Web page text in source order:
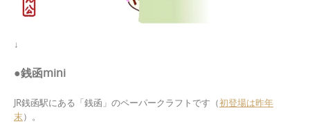
↓
●銭函mini
JR銭函駅にある「銭函」のペーパークラフトです（初登場は昨年
末）。